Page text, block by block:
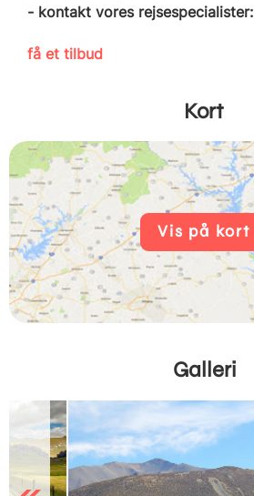
- kontakt vores rejsespecialister:
få et tilbud
Kort
Vis på kort
Galleri